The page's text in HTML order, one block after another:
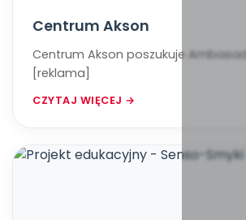
Centrum Akson
Centrum Akson poszukuje
[reklama]
CZYTAJ WIĘCEJ →